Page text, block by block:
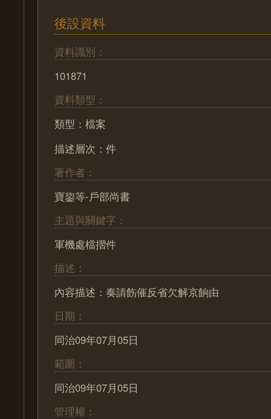
後設資料
資料識別：
101871
資料類型：
類型：檔案
描述層次：件
著作者：
寶鋆等-戶部尚書
主題與關鍵字：
軍機處檔摺件
描述：
內容描述：奏請飭催反省欠解京餉由
日期：
同治09年07月05日
範圍：
同治09年07月05日
管理權：